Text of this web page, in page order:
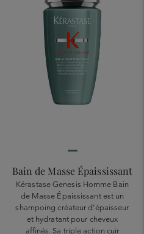
Bain de Masse Épaississant
Kérastase Genesis Homme Bain
de Masse Épaississant est un
shampoing créateur d’épaisseur
et hydratant pour cheveux
affinés. Sa triple action cuir